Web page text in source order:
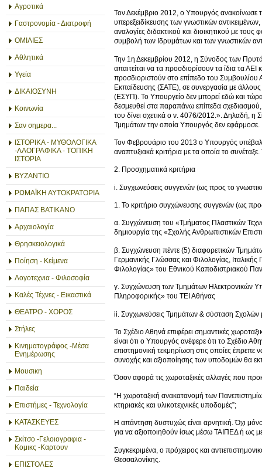
Αγροτικά
Γαστρονομία - Διατροφή
ΟΜΙΛΙΕΣ
Αθλητικά
Υγεία
ΔΙΚΑΙΟΣΥΝΗ
Κοινωνία
Σαν σημερα...
ΙΣΤΟΡΙΚΑ - ΜΥΘΟΛΟΓΙΚΑ
-ΛΑΟΓΡΑΦΙΚΑ - ΤΟΠΙΚΗ
ΙΣΤΟΡΙΑ
ΒΥΖΑΝΤΙΟ
ΡΩΜΑΪΚΗ ΑΥΤΟΚΡΑΤΟΡΙΑ
ΠΑΠΑΣ ΒΑΤΙΚΑΝΟ
Αρχαιολογία
Θρησκειολογικά
Ποίηση - Κείμενα
Λογοτεχνια - Φιλοσοφία
Καλές Τέχνες - Εικαστικά
ΘΕΑΤΡΟ - ΧΟΡΟΣ
Στήλες
Κινηματογράφος -Μέσα
Ενημέρωσης
Μουσικη
Παιδεία
Επιστήμες - Τεχνολογία
ΚΑΤΑΣΚΕΥΕΣ
Σκίτσο -Γελοιογραφια -
Κομικς -Καρτουν
ΕΠΙΣΤΟΛΕΣ
Τον Δεκέμβριο 2012, ο Υπουργός ανακοίνωσε
υπερεξειδίκευσης των γνωστικών
αναλογίες διδακτικού και διοικητικού με
συμβολή των Ιδρυμάτων και των γνωστικών
Την 1η Δεκεμβρίου 2012, η Σύνοδος των
απαιτείται να τα προσδιορίσουν τα ίδια τα
προσδιοριστούν στο επίπεδο του
Εκπαίδευσης (ΣΑΤΕ), σε συνεργασία με άλλους
(ΕΣΥΠ). Το Υπουργείο δεν μπορεί εδώ και
δεσμευθεί στα παραπάνω επίπεδα σχεδιασμού,
του δίνει σχετικά ο ν. 4076/2012.». Δηλαδή, η
Τμημάτων την οποία Υπουργός δεν εφάρμοσε.
Τον Φεβρουάριο του 2013 ο Υπουργός
αναπτυξιακά κριτήρια με τα οποία το
2. Προσχηματικά κριτήρια
i. Συγχωνεύσεις συγγενών (ως προς το
1. Το κριτήριο συγχώνευσης συγγενών (ως
α. Συγχώνευση του «Τμήματος Πλαστικών
δημιουργία της «Σχολής Ανθρωπιστικών
β. Συγχώνευση πέντε (5) διαφορετικών
Γερμανικής Γλώσσας και Φιλολογίας,
Φιλολογίας» του Εθνικού Καποδιστριακού
γ. Συγχώνευση των Τμημάτων Ηλεκτρονικών
Πληροφορικής» του ΤΕΙ Αθήνας
ii. Συγχωνεύσεις Τμημάτων & σύσταση Σχολών
Το Σχέδιο Αθηνά επιφέρει σημαντικές
είναι ότι ο Υπουργός ανέφερε ότι το Σχέδιο
επιστημονική τεκμηρίωση στις οποίες
συνοχής και αξιοποίησης των υποδομών θα
Όσον αφορά τις χωροταξικές αλλαγές που
“Η χωροταξική ανακατανομή των
κτηριακές και υλικοτεχνικές υποδομές”;
Η απάντηση δυστυχώς είναι αρνητική. Όχι μόνο
για να αξιοποιηθούν ίσως μέσω ΤΑΙΠΕΔ ή ως
Συγκεκριμένα, ο πρόχειρος και
Θεσσαλονίκης.